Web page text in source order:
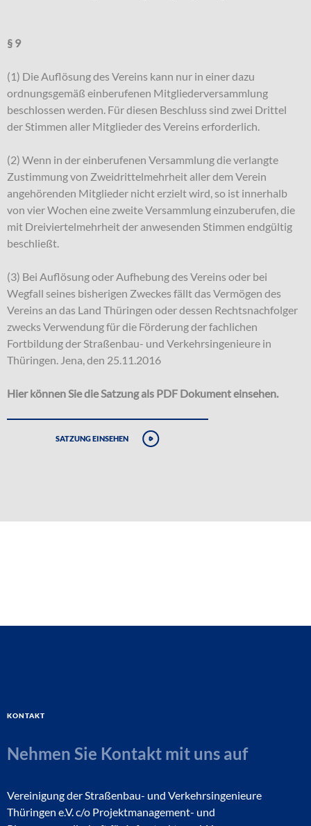
§ 9
(1) Die Auflösung des Vereins kann nur in einer dazu
ordnungsgemäß einberufenen Mitgliederversammlung
beschlossen werden. Für diesen Beschluss sind zwei Drittel
der Stimmen aller Mitglieder des Vereins erforderlich.
(2) Wenn in der einberufenen Versammlung die verlangte
Zustimmung von Zweidrittelmehrheit aller dem Verein
angehörenden Mitglieder nicht erzielt wird, so ist innerhalb
von vier Wochen eine zweite Versammlung einzuberufen, die
mit Dreiviertelmehrheit der anwesenden Stimmen endgültig
beschließt.
(3) Bei Auflösung oder Aufhebung des Vereins oder bei
Wegfall seines bisherigen Zweckes fällt das Vermögen des
Vereins an das Land Thüringen oder dessen Rechtsnachfolger
zwecks Verwendung für die Förderung der fachlichen
Fortbildung der Straßenbau- und Verkehrsingenieure in
Thüringen. Jena, den 25.11.2016
Hier können Sie die Satzung als PDF Dokument einsehen.
Satzung einsehen
Kontakt
Nehmen Sie Kontakt mit uns auf
Vereinigung der Straßenbau- und Verkehrsingenieure
Thüringen e.V. c/o Projektmanagement- und